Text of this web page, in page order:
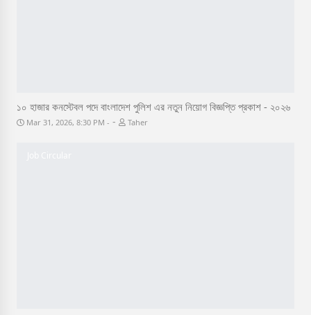
১০ হাজার কনস্টেবল পদে বাংলাদেশ পুলিশ এর নতুন নিয়োগ বিজ্ঞপ্তি প্রকাশ - ২০২৬
Mar 31, 2026, 8:30 PM - Taher